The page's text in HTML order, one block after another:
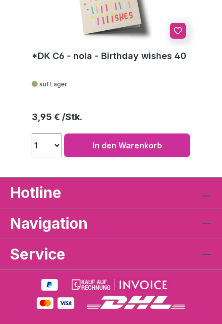
*DK C6 - nola - Birthday wishes 40
auf Lager
Regulärer Preis:
3,95 €
In den Warenkorb
Hotline
Navigation
Service